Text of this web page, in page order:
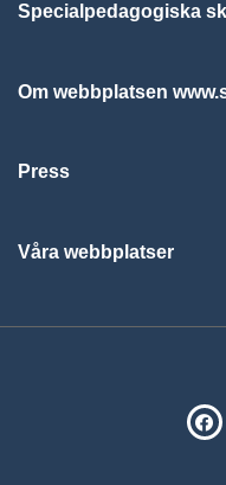
Specialpedagogiska
Om webbplatsen
Press
Våra webbplatser